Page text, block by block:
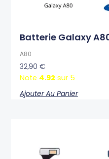
Batterie Galaxy
A80
32,90 €
Note 4.92 sur 5
Ajouter Au Panier